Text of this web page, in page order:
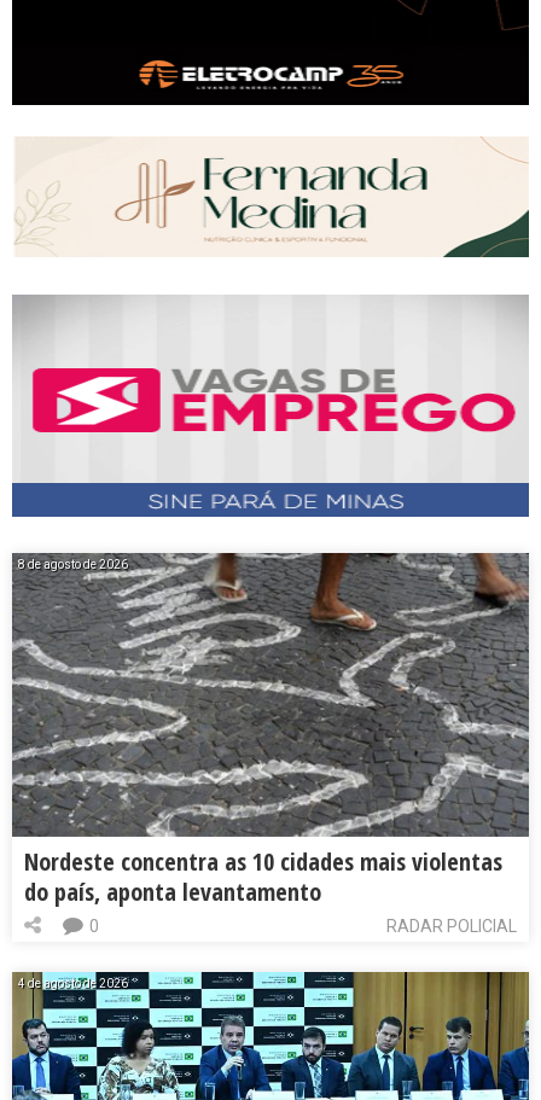
8 de agosto de 2026
Nordeste concentra as 10 cidades mais violentas
do país, aponta levantamento
RADAR POLICIAL
0
4 de agosto de 2026